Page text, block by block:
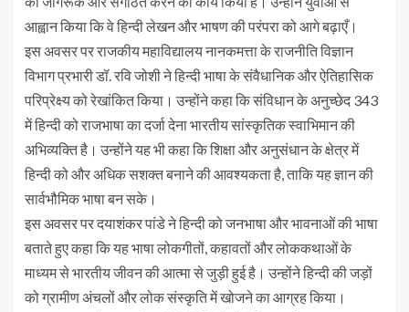
आह्वान किया कि वे हिन्दी लेखन और भाषण की परंपरा को आगे बढ़ाएँ।
इस अवसर पर राजकीय महाविद्यालय नानकमत्ता के राजनीति विज्ञान
विभाग प्रभारी डॉ. रवि जोशी ने हिन्दी भाषा के संवैधानिक और ऐतिहासिक
परिप्रेक्ष्य को रेखांकित किया। उन्होंने कहा कि संविधान के अनुच्छेद 343
में हिन्दी को राजभाषा का दर्जा देना भारतीय सांस्कृतिक स्वाभिमान की
अभिव्यक्ति है। उन्होंने यह भी कहा कि शिक्षा और अनुसंधान के क्षेत्र में
हिन्दी को और अधिक सशक्त बनाने की आवश्यकता है, ताकि यह ज्ञान की
सार्वभौमिक भाषा बन सके।
इस अवसर पर दयाशंकर पांडे ने हिन्दी को जनभाषा और भावनाओं की भाषा
बताते हुए कहा कि यह भाषा लोकगीतों, कहावतों और लोककथाओं के
माध्यम से भारतीय जीवन की आत्मा से जुड़ी हुई है। उन्होंने हिन्दी की जड़ों
को ग्रामीण अंचलों और लोक संस्कृति में खोजने का आग्रह किया।